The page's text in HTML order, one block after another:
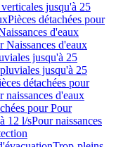
jusqu'à 25
Pièces détachées pour
d'eaux
Naissances d'eaux
jusqu'à 25
jusqu'à 25
détachées pour
naissances d'eaux
pour Pour
12 l/sPour naissances